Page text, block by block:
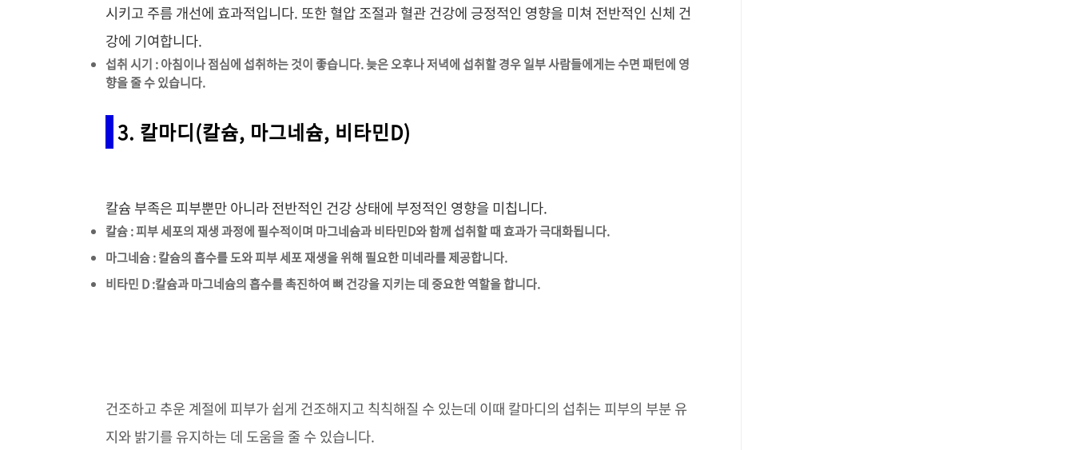
시키고 주름 개선에 효과적입니다. 또한 혈압 조절과 혈관 건강에 긍정적인 영향을 미쳐 전반적인 신체 건
강에 기여합니다.
섭취 시기 : 아침이나 점심에 섭취하는 것이 좋습니다. 늦은 오후나 저녁에 섭취할 경우 일부 사람들에게는 수면 패턴에 영
향을 줄 수 있습니다.
3. 칼마디(칼슘, 마그네슘, 비타민D)
칼슘 부족은 피부뿐만 아니라 전반적인 건강 상태에 부정적인 영향을 미칩니다.
칼슘 : 피부 세포의 재생 과정에 필수적이며 마그네슘과 비타민D와 함께 섭취할 때 효과가 극대화됩니다.
마그네슘 : 칼슘의 흡수를 도와 피부 세포 재생을 위해 필요한 미네라를 제공합니다.
비타민 D :칼슘과 마그네슘의 흡수를 촉진하여 뼈 건강을 지키는 데 중요한 역할을 합니다.
건조하고 추운 계절에 피부가 쉽게 건조해지고 칙칙해질 수 있는데 이때 칼마디의 섭취는 피부의 부분 유
지와 밝기를 유지하는 데 도움을 줄 수 있습니다.